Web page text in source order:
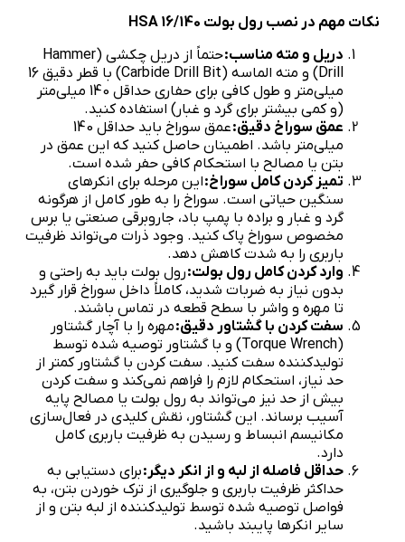
نکات مهم در نصب رول بولت HSA 16/140
دریل و مته مناسب:
حتماً از دریل چکشی (Hammer
Drill) و مته الماسه (Carbide Drill Bit) با قطر دقیق 16
میلی‌متر و طول کافی برای حفاری حداقل 140 میلی‌متر
(و کمی بیشتر برای گرد و غبار) استفاده کنید.
عمق سوراخ دقیق:
عمق سوراخ باید حداقل 140
میلی‌متر باشد. اطمینان حاصل کنید که این عمق در
بتن یا مصالح با استحکام کافی حفر شده است.
تمیز کردن کامل سوراخ:این مرحله برای انکرهای
سنگین حیاتی است. سوراخ را به طور کامل از هرگونه
گرد و غبار و براده با پمپ باد، جاروبرقی صنعتی یا برس
مخصوص سوراخ پاک کنید. وجود ذرات می‌تواند ظرفیت
باربری را به شدت کاهش دهد.
وارد کردن کامل رول بولت:رول بولت باید به راحتی و
بدون نیاز به ضربات شدید، کاملاً داخل سوراخ قرار گیرد
تا مهره و واشر با سطح قطعه در تماس باشند.
سفت کردن با گشتاور دقیق:مهره را با آچار گشتاور
(Torque Wrench) و با گشتاور توصیه شده توسط
تولیدکننده سفت کنید. سفت کردن با گشتاور کمتر از
حد نیاز، استحکام لازم را فراهم نمی‌کند و سفت کردن
بیش از حد نیز می‌تواند به رول بولت یا مصالح پایه
آسیب برساند. این گشتاور، نقش کلیدی در فعال‌سازی
مکانیسم انبساط و رسیدن به ظرفیت باربری کامل
دارد.
حداقل فاصله از لبه و از انکر دیگر:برای دستیابی به
حداکثر ظرفیت باربری و جلوگیری از ترک خوردن بتن، به
فواصل توصیه شده توسط تولیدکننده از لبه بتن و از
سایر انکرها پایبند باشید.